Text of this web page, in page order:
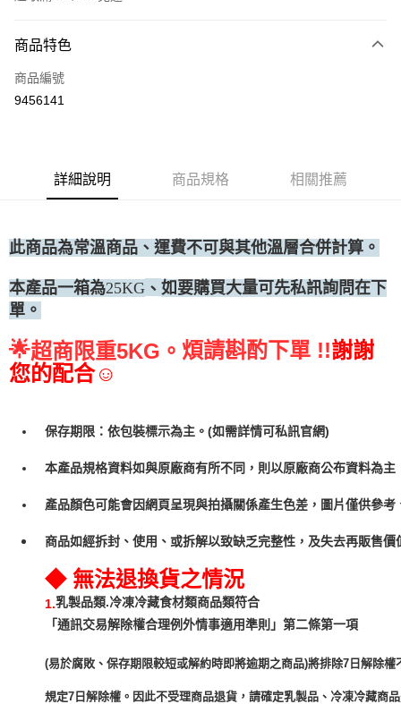
信用卡一次付款
Apple Pay
每筆NT$60，滿NT$699(含以上)免運費
每筆NT$60，滿NT$699(含以上)免運費
(請點開選項勾選)
每筆NT$250
商品特色
商品編號
9456141
詳細說明 商品規格 相關推薦
此商品為常溫商品、運費不可與其他溫層合併計算。
本產品一箱為25KG 、 如要購買大量可先私訊詢問在下
單。
🌟超商限重5KG。 煩請斟酌下單 !!謝謝
您的配合☺
保存期限：依包裝標示為主。(如需詳情可私訊官網)
本產品規格資料如與原廠商有所不同，則以原廠商公布資料為主
產品顏色可能會因網頁呈現與拍攝關係產生色差，圖片僅供參
商品如經拆封、使用、或拆解以致缺乏完整性，及失去再販售
◆ 無法退換貨之情況
1.乳製品類.冷凍冷藏食材類商品類符合
「通訊交易解除權合理例外情事適用準則」第二條第一項
(易於腐敗、保存期限較短或解約時即將逾期之商品)將排除7日解除權
規定7日解除權。因此不受理商品退貨，請確定乳製品、冷凍冷藏商